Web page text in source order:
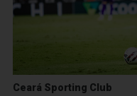
Ceará Sporting Club